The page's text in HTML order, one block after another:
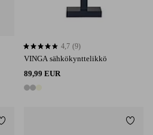
VINGA sähkökynttelikkö
89,99 EUR
3 värejä
4,7 perustuen 9 arvosanaan
4,7 (9)
Lisää suosikkeihin Lisää